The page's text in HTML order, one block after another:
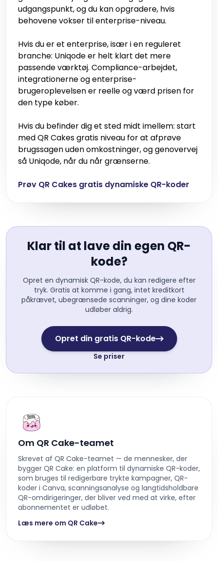
udgangspunkt, og du kan opgradere, hvis
behovene vokser til enterprise-niveau.
Hvis du er et enterprise, især i en reguleret
branche: Uniqode er helt klart det mere
passende værktøj. Compliance-arbejdet,
integrationerne og enterprise-
brugeroplevelsen er reelle og værd prisen for
den type køber.
Hvis du befinder dig et sted midt imellem: start
med QR Cakes gratis niveau for at afprøve
brugssagen uden omkostninger, og genovervej
så Uniqode, når du når grænserne.
Prøv QR Cakes gratis dynamiske QR-koder
Klar til at lave din egen QR-
kode?
Opret en dynamisk QR-kode, du kan redigere efter
tryk. Gratis at komme i gang, intet kreditkort
påkrævet, ubegrænsede scanninger, og dine koder
udløber aldrig.
Opret din gratis QR-kode
Se priser
Om QR Cake-teamet
Skrevet af QR Cake-teamet — de mennesker, der
bygger QR Cake: en platform til dynamiske QR-koder,
som bruges til redigerbare trykte kampagner, QR-
koder i Canva, scanningsanalyse og langtidsholdbare
QR-omdirigeringer, der bliver ved med at virke, efter
abonnementet er udløbet.
Læs mere om QR Cake